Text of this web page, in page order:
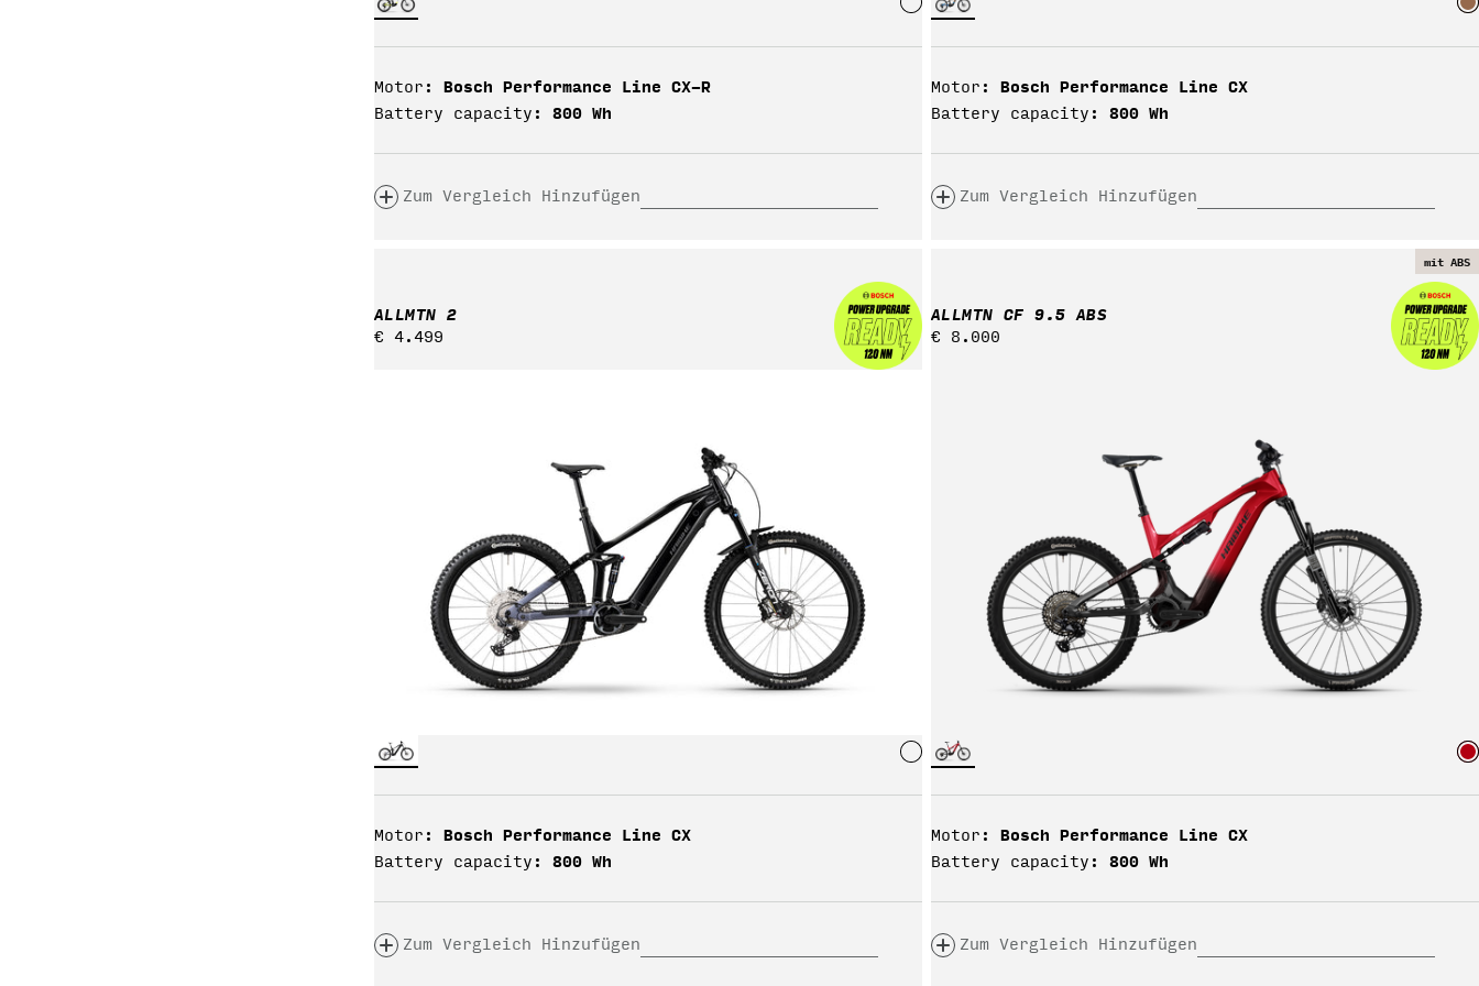
Motor: Bosch Performance Line CX-R
Battery capacity: 800 Wh
Zum Vergleich Hinzufügen
Motor: Bosch Performance Line CX
Battery capacity: 800 Wh
Zum Vergleich Hinzufügen
ALLMTN 2
Regulärer
€ 4.499
Motor: Bosch Performance Line CX
Battery capacity: 800 Wh
Zum Vergleich Hinzufügen
mit ABS
ALLMTN CF 9.5 ABS
Regulärer
€ 8.000
Motor: Bosch Performance Line CX
Battery capacity: 800 Wh
Zum Vergleich Hinzufügen